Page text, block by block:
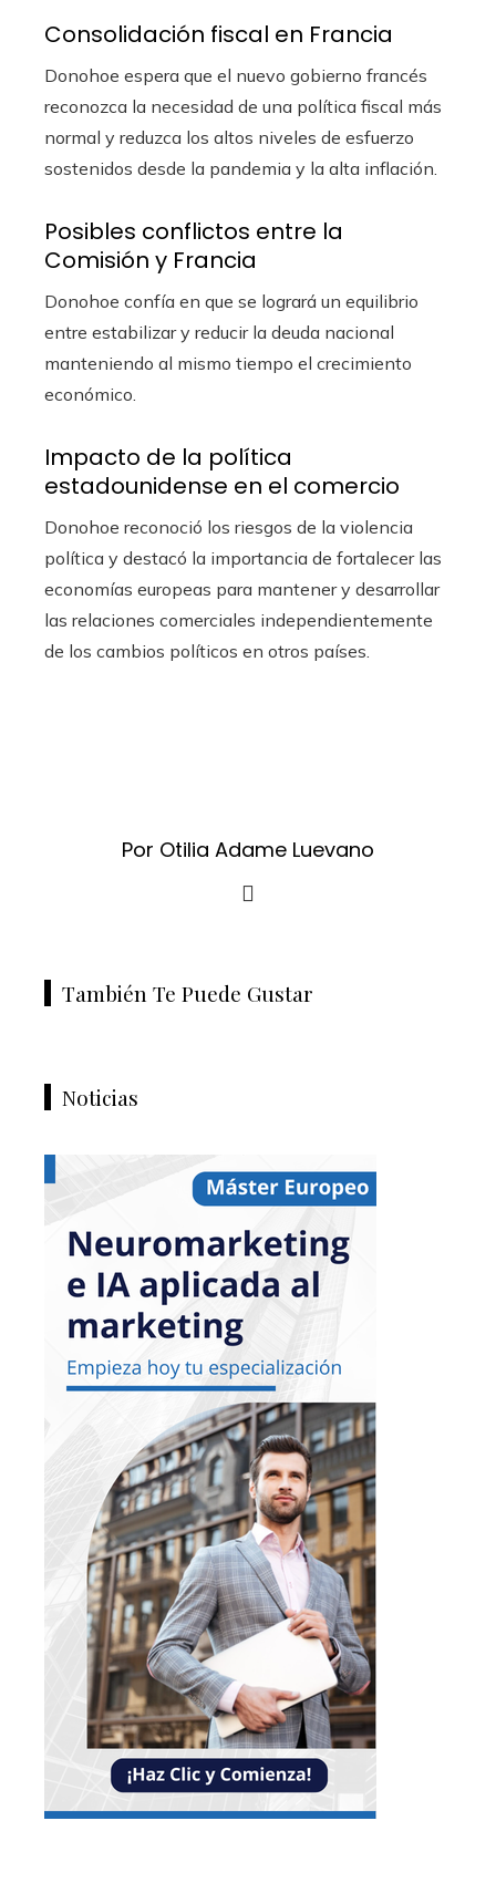
Consolidación fiscal en Francia
Donohoe espera que el nuevo gobierno francés
reconozca la necesidad de una política fiscal más
normal y reduzca los altos niveles de esfuerzo
sostenidos desde la pandemia y la alta inflación.
Posibles conflictos entre la
Comisión y Francia
Donohoe confía en que se logrará un equilibrio
entre estabilizar y reducir la deuda nacional
manteniendo al mismo tiempo el crecimiento
económico.
Impacto de la política
estadounidense en el comercio
Donohoe reconoció los riesgos de la violencia
política y destacó la importancia de fortalecer las
economías europeas para mantener y desarrollar
las relaciones comerciales independientemente
de los cambios políticos en otros países.
Por Otilia Adame Luevano
También Te Puede Gustar
Noticias